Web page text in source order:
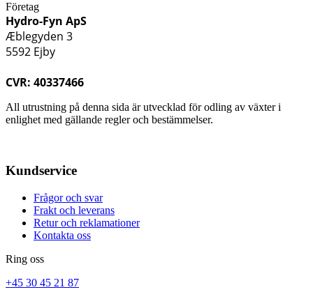
Företag
Hydro-Fyn ApS
Æblegyden 3
5592 Ejby
CVR: 40337466
All utrustning på denna sida är utvecklad för odling av växter i
enlighet med gällande regler och bestämmelser.
Kundservice
Frågor och svar
Frakt och leverans
Retur och reklamationer
Kontakta oss
Ring oss
+45 30 45 21 87